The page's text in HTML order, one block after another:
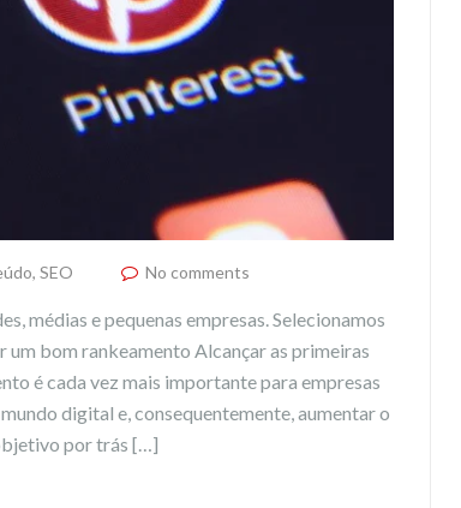
, SEO No comments
médias e pequenas empresas. Selecionamos
um bom rankeamento Alcançar as primeiras
é cada vez mais importante para empresas
digital e, consequentemente, aumentar o
por trás […]